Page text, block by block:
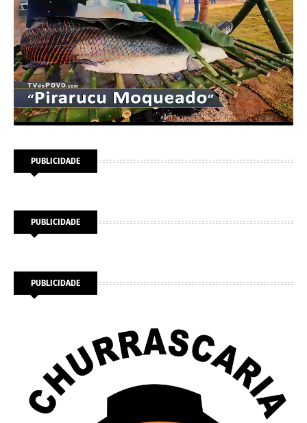
PUBLICIDADE
PUBLICIDADE
PUBLICIDADE